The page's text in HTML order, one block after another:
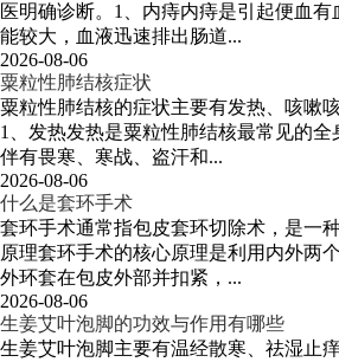
医明确诊断。1、内痔内痔是引起便血
能较大，血液迅速排出肠道...
2026-08-06
粟粒性肺结核症状
粟粒性肺结核的症状主要有发热、咳嗽
1、发热发热是粟粒性肺结核最常见的
伴有畏寒、寒战、盗汗和...
2026-08-06
什么是套环手术
套环手术通常指包皮套环切除术，是一
原理套环手术的核心原理是利用内外两
外环套在包皮外部并扣紧，...
2026-08-06
生姜艾叶泡脚的功效与作用有哪些
生姜艾叶泡脚主要有温经散寒、祛湿止